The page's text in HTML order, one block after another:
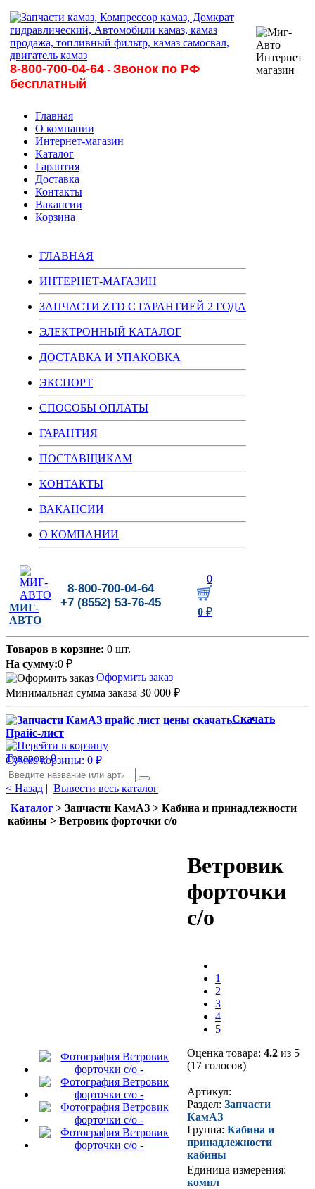
8-800-700-04-64 - Звонок по РФ
бесплатный
Главная
О компании
Интернет-магазин
Каталог
Гарантия
Доставка
Контакты
Вакансии
Корзина
ГЛАВНАЯ
ИНТЕРНЕТ-МАГАЗИН
ЗАПЧАСТИ ZTD С ГАРАНТИЕЙ 2 ГОДА
ЭЛЕКТРОННЫЙ КАТАЛОГ
ДОСТАВКА И УПАКОВКА
ЭКСПОРТ
СПОСОБЫ ОПЛАТЫ
ГАРАНТИЯ
ПОСТАВЩИКАМ
КОНТАКТЫ
ВАКАНСИИ
О КОМПАНИИ
МИГ-
АВТО
8-800-700-04-64
+7 (8552) 53-76-45
0
0 ₽
Товаров в корзине: 0 шт.
На сумму:0 ₽
Оформить заказ
Минимальная сумма заказа 30 000 ₽
Скачать
Прайс-лист
Товаров: 0
Сумма корзины: 0 ₽
< Назад | Вывести весь каталог
Каталог > Запчасти КамАЗ > Кабина и принадлежности
кабины > Ветровик форточки с/о
Ветровик
форточки
с/о
1
2
3
4
5
Оценка товара: 4.2 из 5
(17 голосов)
Артикул:
Раздел: Запчасти
КамАЗ
Группа: Кабина и
принадлежности
кабины
Единица измерения:
компл